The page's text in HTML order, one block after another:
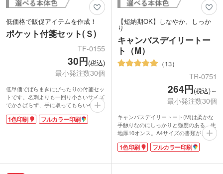
低価格で販促アイテムを作成！
ポケット付箋セット(Ｓ)
TF-0155
30円(税込)
最小発注数30個
低単価でばらまきにぴったりの付箋セッ
トです。名刺よりも一回り小さいサイズ
でかさばらず、手に取ってもらいやすい
のがポイント。表紙の窓からカラフルな
付箋が見え、目を引くデザインになって
1色印刷 フルカラー印刷
【短納期OK】しなやか、しっか
り
キャンバスデイリートー
ト（M）
13
TR-0751
264円(税込)～
最小発注数30個
キャンバスデイリートート(M)は柔かな
手触りなのにしっかりと強度のある、生
地厚10オンス。A4サイズの書類がきっ
ちり収納できる肩掛けバッグです。荷物
が多い日の通勤・通学のサブバッグ、レ
ベーシックカラーからトレンドのくすみ
1色印刷 フルカラー印刷